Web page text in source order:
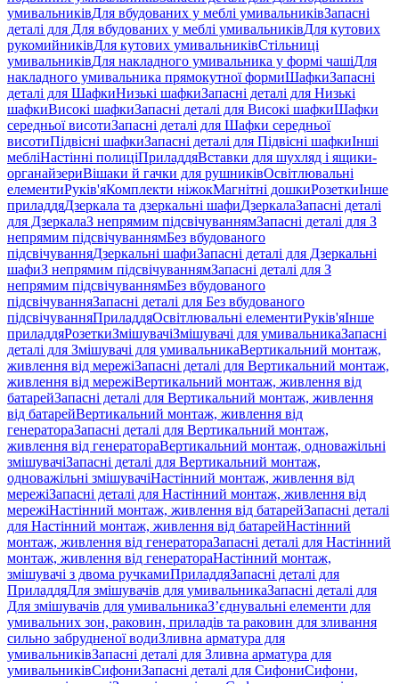
умивальниківДля вбудованих у меблі умивальниківЗапасні
деталі для Для вбудованих у меблі умивальниківДля кутових
рукомийниківДля кутових умивальниківСтільниці
умивальниківДля накладного умивальника у формі чашіДля
накладного умивальника прямокутної формиШафкиЗапасні
деталі для ШафкиНизькі шафкиЗапасні деталі для Низькі
шафкиВисокі шафкиЗапасні деталі для Високі шафкиШафки
середньої висотиЗапасні деталі для Шафки середньої
висотиПідвісні шафкиЗапасні деталі для Підвісні шафкиІнші
мебліНастінні полиціПриладдяВставки для шухляд і ящики-
органайзериВішаки й гачки для рушниківОсвітлювальні
елементиРуків'яКомплекти ніжокМагнітні дошкиРозеткиІнше
приладдяДзеркала та дзеркальні шафиДзеркалаЗапасні деталі
для ДзеркалаЗ непрямим підсвічуваннямЗапасні деталі для З
непрямим підсвічуваннямБез вбудованого
підсвічуванняДзеркальні шафиЗапасні деталі для Дзеркальні
шафиЗ непрямим підсвічуваннямЗапасні деталі для З
непрямим підсвічуваннямБез вбудованого
підсвічуванняЗапасні деталі для Без вбудованого
підсвічуванняПриладдяОсвітлювальні елементиРуків'яІнше
приладдяРозеткиЗмішувачіЗмішувачі для умивальникаЗапасні
деталі для Змішувачі для умивальникаВертикальний монтаж,
живлення від мережіЗапасні деталі для Вертикальний монтаж,
живлення від мережіВертикальний монтаж, живлення від
батарейЗапасні деталі для Вертикальний монтаж, живлення
від батарейВертикальний монтаж, живлення від
генератораЗапасні деталі для Вертикальний монтаж,
живлення від генератораВертикальний монтаж, одноважільні
змішувачіЗапасні деталі для Вертикальний монтаж,
одноважільні змішувачіНастінний монтаж, живлення від
мережіЗапасні деталі для Настінний монтаж, живлення від
мережіНастінний монтаж, живлення від батарейЗапасні деталі
для Настінний монтаж, живлення від батарейНастінний
монтаж, живлення від генератораЗапасні деталі для Настінний
монтаж, живлення від генератораНастінний монтаж,
змішувачі з двома ручкамиПриладдяЗапасні деталі для
ПриладдяДля змішувачів для умивальникаЗапасні деталі для
Для змішувачів для умивальникаЗ’єднувальні елементи для
умивальних зон, раковин, приладів та раковин для зливання
сильно забрудненої водиЗливна арматура для
умивальниківЗапасні деталі для Зливна арматура для
умивальниківСифониЗапасні деталі для СифониСифони,